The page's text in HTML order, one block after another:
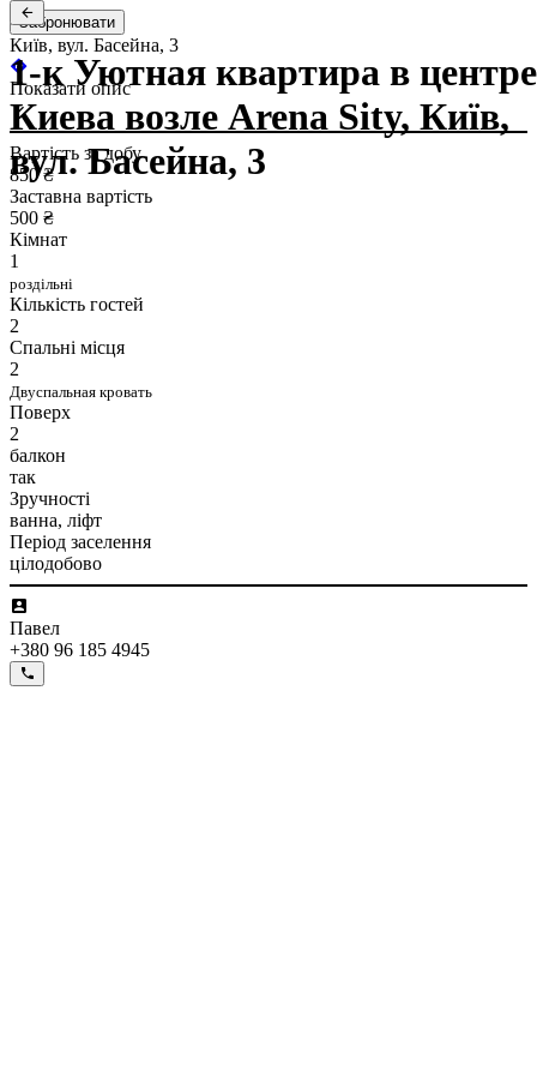
1-к Уютная квартира в центре
Киева возле Arena Sity, Київ,
вул. Басейна, 3
Забронювати
Київ, вул. Басейна, 3
Показати опис
Вартість за добу
850 ₴
Заставна вартість
500 ₴
Кімнат
1
роздільні
Кількість гостей
2
Спальні місця
2
Двуспальная кровать
Поверх
2
балкон
так
Зручності
ванна, ліфт
Період заселення
цілодобово
Павел
+380 96 185 4945